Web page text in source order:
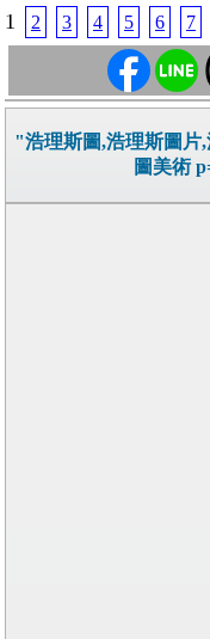
1 2 3 4 5 6 7
"浩理斯圖,浩理斯圖片
圖美術